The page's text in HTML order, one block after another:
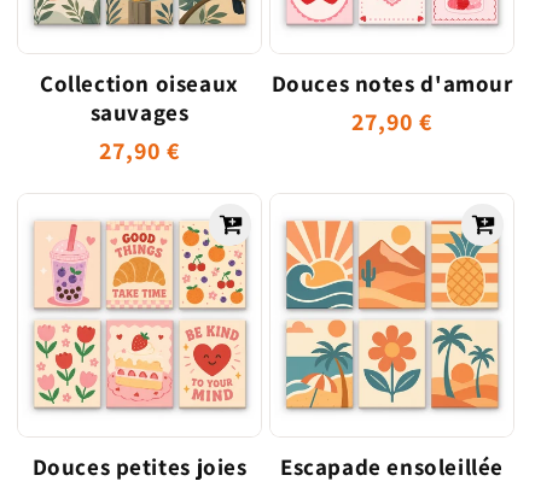
o
Collection oiseaux
sauvages
Prix
habituel
27,90 €
Douces notes d'amour
Prix
27,90 €
Douces petites joies Escapade ensoleillée